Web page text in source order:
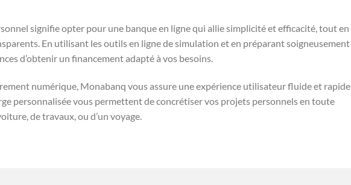
signifie opter pour une banque en ligne qui allie simplicité et efficacité, tout en
En utilisant les outils en ligne de simulation et en préparant soigneusement
d’obtenir un financement adapté à vos besoins.
numérique, Monabanq vous assure une expérience utilisateur fluide et rapide.
personnalisée vous permettent de concrétiser vos projets personnels en toute
de travaux, ou d’un voyage.